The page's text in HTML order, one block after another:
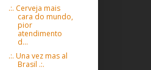
.:. Cerveja mais
cara do mundo,
pior
atendimento
d...
.:. Una vez mas al
Brasil .:.